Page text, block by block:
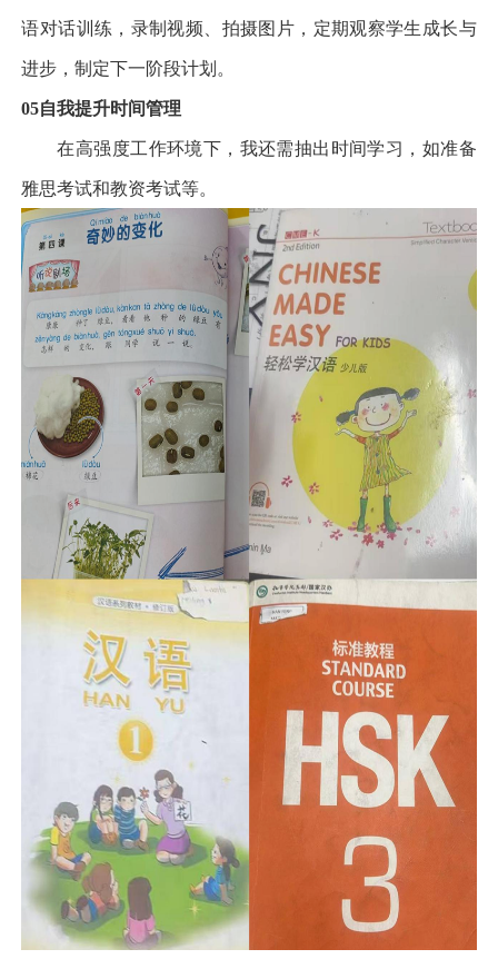
语对话训练，录制视频、拍摄图片，定期观察学生成长与
进步，制定下一阶段计划。
05自我提升时间管理
在高强度工作环境下，我还需抽出时间学习，如准备
雅思考试和教资考试等。